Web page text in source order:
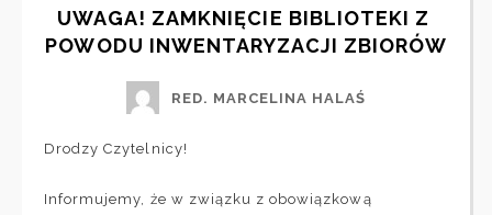
UWAGA! ZAMKNIĘCIE BIBLIOTEKI Z
POWODU INWENTARYZACJI ZBIORÓW
RED. MARCELINA HALAŚ
Drodzy Czytelnicy!
Informujemy, że w związku z obowiązkową